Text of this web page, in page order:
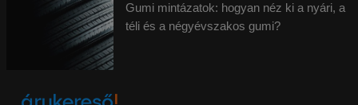
Gumi mintázatok: hogyan néz ki a nyári, a
téli és a négyévszakos gumi?